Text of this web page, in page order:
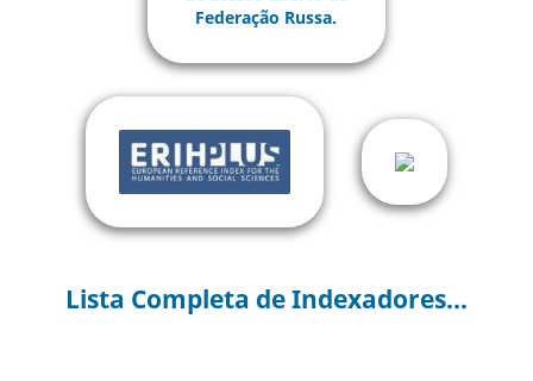
Lista Completa de Indexadores...